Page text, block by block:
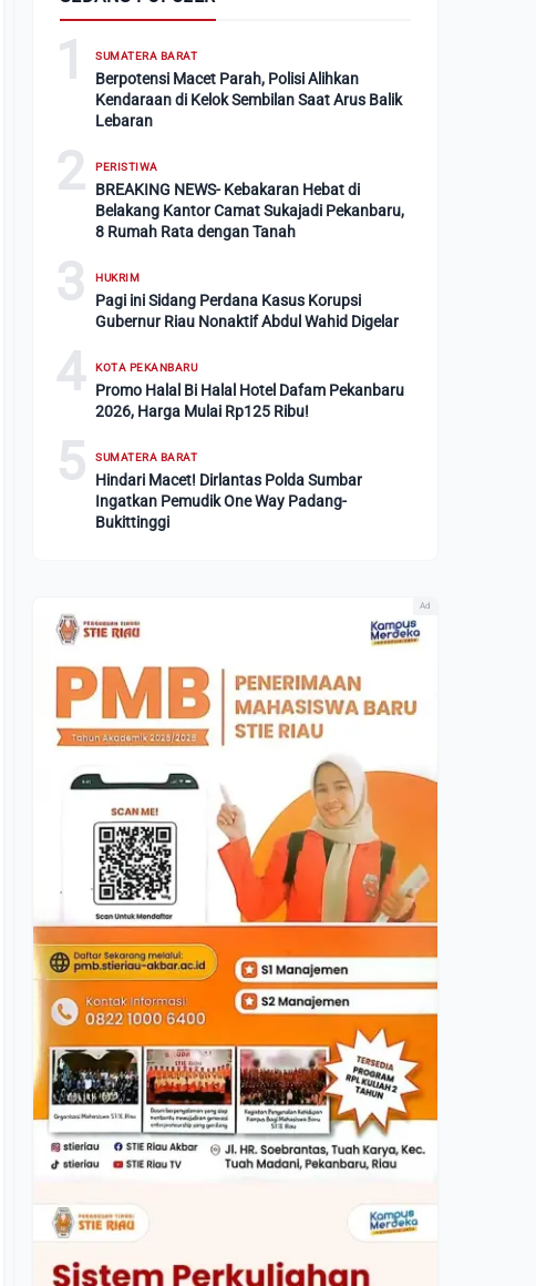
1 SUMATERA BARAT
Berpotensi Macet Parah, Polisi Alihkan
Kendaraan di Kelok Sembilan Saat Arus Balik
Lebaran
2 PERISTIWA
BREAKING NEWS- Kebakaran Hebat di
Belakang Kantor Camat Sukajadi Pekanbaru,
8 Rumah Rata dengan Tanah
3 HUKRIM
Pagi ini Sidang Perdana Kasus Korupsi
Gubernur Riau Nonaktif Abdul Wahid Digelar
4 KOTA PEKANBARU
Promo Halal Bi Halal Hotel Dafam Pekanbaru
2026, Harga Mulai Rp125 Ribu!
5 SUMATERA BARAT
Hindari Macet! Dirlantas Polda Sumbar
Ingatkan Pemudik One Way Padang-
Bukittinggi
Ad